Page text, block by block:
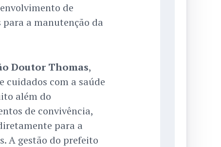
de
a manutenção da
Doutor Thomas,
cuidados com a saúde
além do
de convivência,
para a
A gestão do prefeito